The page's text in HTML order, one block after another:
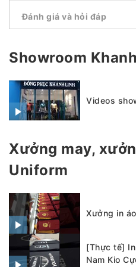
Đánh giá và hỏi đáp
Showroom
Videos
Xưởng may,
Uniform
Xưởng in
[Thực tế]
Nam Kio